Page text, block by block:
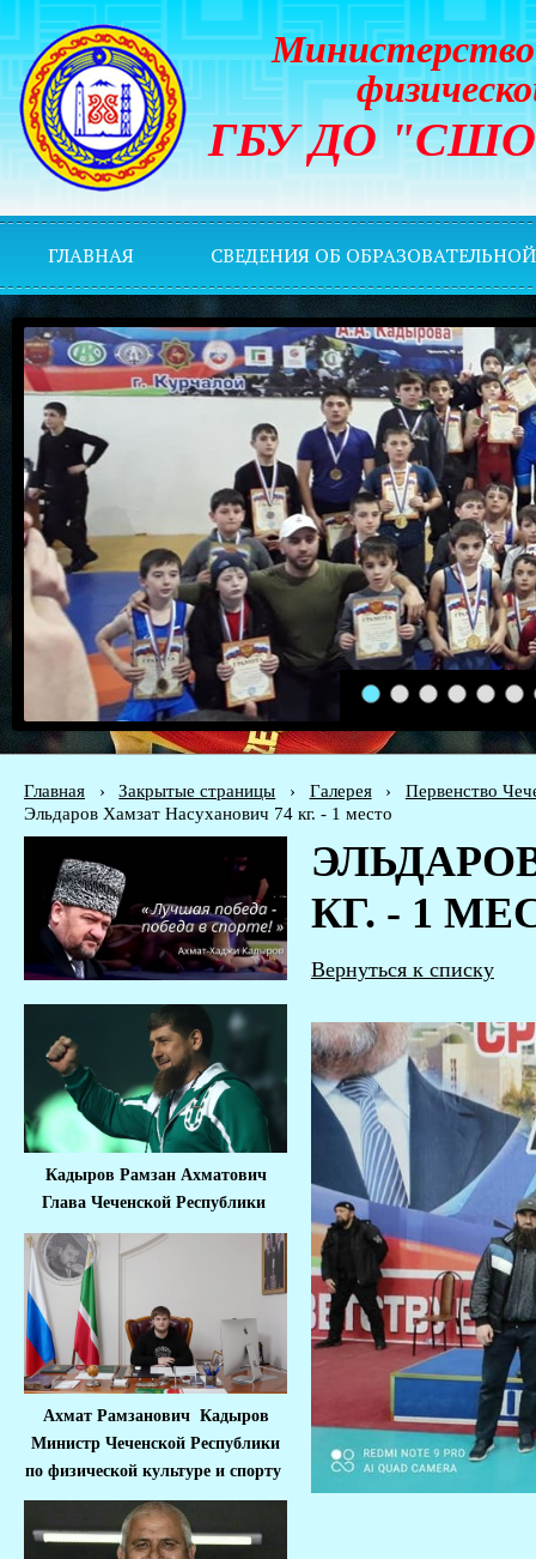
Министерство
ГБУ ДО "СШОР
ГЛАВНАЯ СВЕДЕНИЯ ОБ
1 2 3 4 5 6
Главная › Закрытые страницы › Галерея ›
Первенство
Эльдаров Хамзат Насуханович 74 кг. - 1 место
Кадыров Рамзан Ахматович
Глава Чеченской Республики
Ахмат Рамзанович Кадыров
Министр Чеченской Республики
по физической культуре и спорту
КГ. - 1
Вернуться к списку